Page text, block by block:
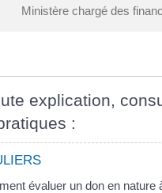
Ministère chargé des
explication,
:
évaluer un don en nature